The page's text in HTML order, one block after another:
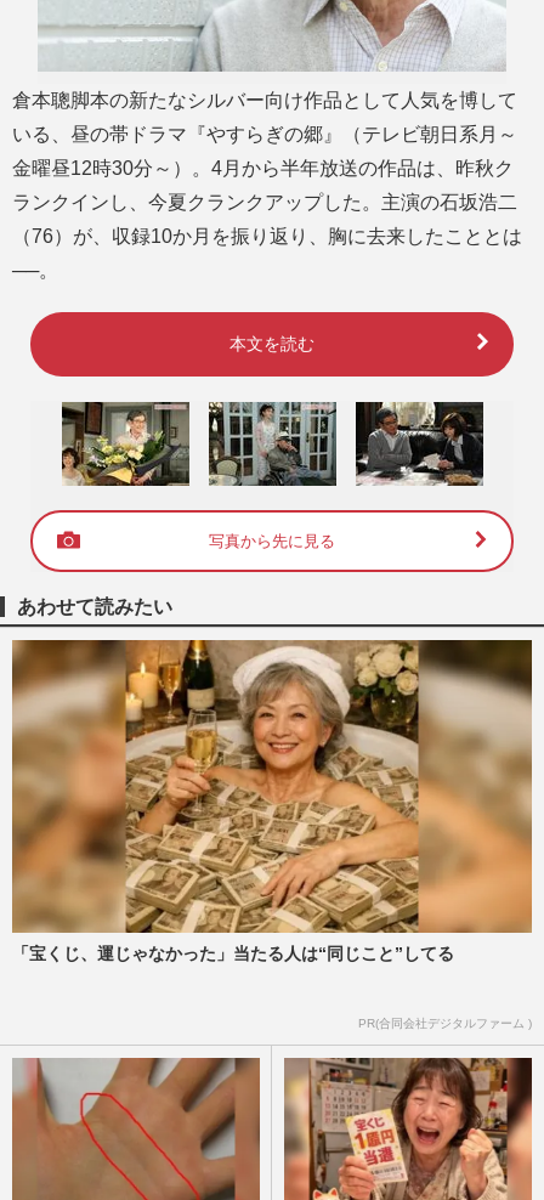
倉本聰脚本の新たなシルバー向け作品として人気を博して
いる、昼の帯ドラマ『やすらぎの郷』（テレビ朝日系月～
金曜昼12時30分～）。4月から半年放送の作品は、昨秋ク
ランクインし、今夏クランクアップした。主演の石坂浩二
（76）が、収録10か月を振り返り、胸に去来したこととは
──。
本文を読む
写真から先に見る
あわせて読みたい
「宝くじ、運じゃなかった」当たる人は“同じこと”してる
PR(合同会社デジタルファーム )